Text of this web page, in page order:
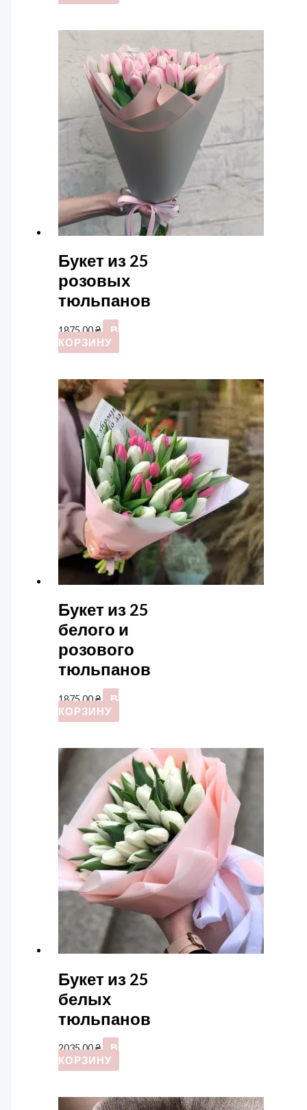
Букет из 25
розовых
тюльпанов
1875,00₴
В
КОРЗИНУ
Букет из 25
белого и
розового
тюльпанов
1875,00₴
В
КОРЗИНУ
Букет из 25
белых
тюльпанов
2035,00₴
В
КОРЗИНУ